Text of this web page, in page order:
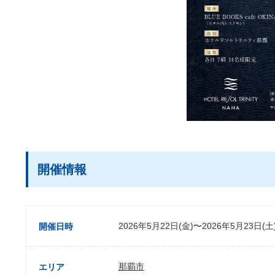
開催情報
開催日時 2026年5月22日(金)〜2026年5月23日(
エリア 那覇市